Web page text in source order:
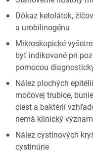
Dôkaz ketolátok,
a urobilinogénu
Mikroskopické
byť indikované pri
pomocou
Nález plochých
močovej trubice,
ciest a baktérií
nemá klinický význam
Nález cystínových
cystinúrie